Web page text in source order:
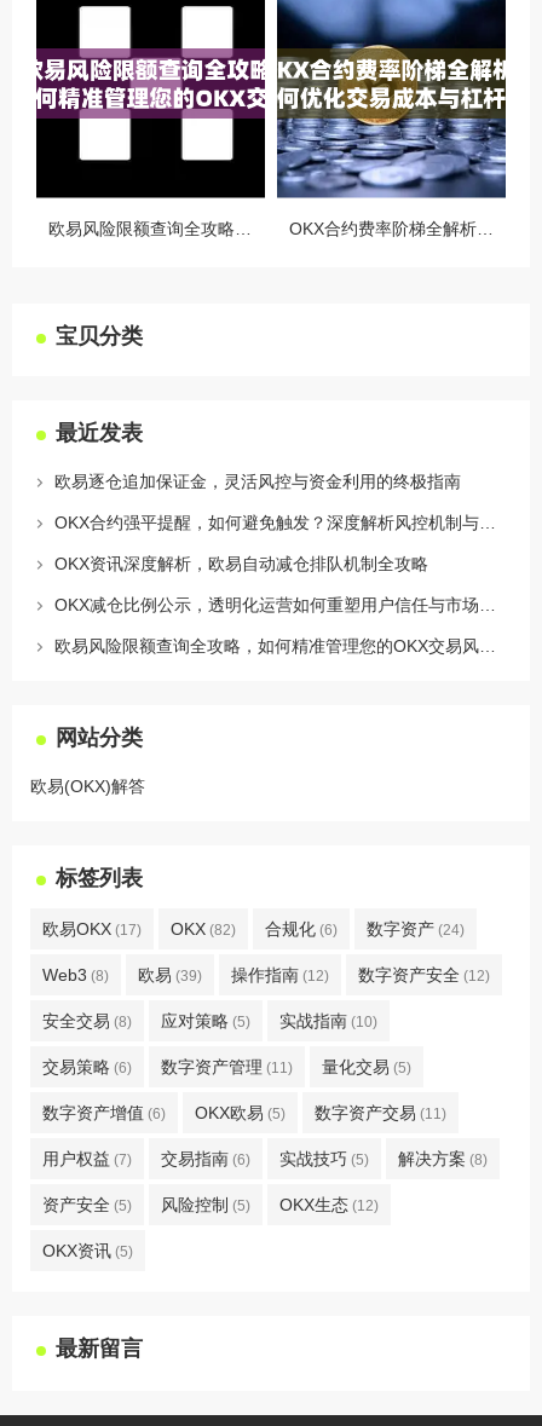
宝贝分类
最近发表
欧易逐仓追加保证金，灵活风控与资金利用的终极指南
OKX资讯深度解析，欧易自动减仓排队机制全攻略
网站分类
欧易(OKX)解答
标签列表
欧易OKX (17) OKX (82) 合规化 (6) 数字资产 (24)
Web3 (8) 欧易 (39) 操作指南 (12) 数字资产安全 (12)
安全交易 (8) 应对策略 (5) 实战指南 (10)
交易策略 (6) 数字资产管理 (11) 量化交易 (5)
数字资产增值 (6) OKX欧易 (5) 数字资产交易 (11)
用户权益 (7) 交易指南 (6) 实战技巧 (5) 解决方案 (8)
资产安全 (5) 风险控制 (5) OKX生态 (12)
OKX资讯 (5)
最新留言